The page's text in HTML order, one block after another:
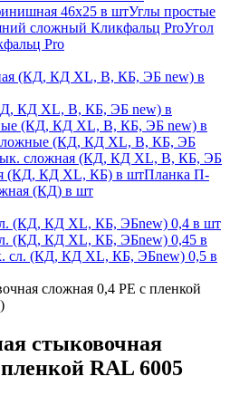
46х25 в штУглы простые
сложный Кликфальц ProУгол
Pro
(КД, КД XL, В, КБ, ЭБ new) в
КД XL, В, КБ, ЭБ new) в
(КД, КД XL, В, КБ, ЭБ new) в
(КД, КД XL, В, КБ, ЭБ
сложная (КД, КД XL, В, КБ, ЭБ
(КД, КД XL, КБ) в штПланка П-
(КД) в шт
(КД, КД XL, КБ, ЭБnew) 0,4 в шт
(КД, КД XL, КБ, ЭБnew) 0,45 в
сл. (КД, КД XL, КБ, ЭБnew) 0,5 в
сложная 0,4 PE с пленкой
стыковочная
RAL 6005